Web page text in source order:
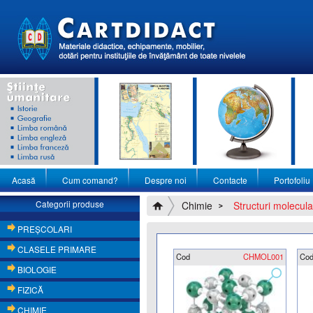
Acasă Cum comand? Despre noi Contacte
Portofoliu
Categorii produse
PREŞCOLARI
CLASELE PRIMARE
BIOLOGIE
FIZICĂ
CHIMIE
Chimie Structuri
Cod CHMOL001